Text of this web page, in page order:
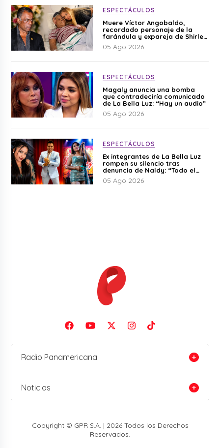
ESPECTÁCULOS
Muere Víctor Angobaldo,
recordado personaje de la
farándula y expareja de Shirley
Cherres
05 Ago 2026
ESPECTÁCULOS
Magaly anuncia una bomba
que contradeciría comunicado
de La Bella Luz: “Hay un audio”
05 Ago 2026
ESPECTÁCULOS
Ex integrantes de La Bella Luz
rompen su silencio tras
denuncia de Naldy: “Todo el
mundo lo sabía”
05 Ago 2026
Radio Panamericana
Noticias
Copyright © GPR S.A. | 2026 Todos los Derechos
Reservados.